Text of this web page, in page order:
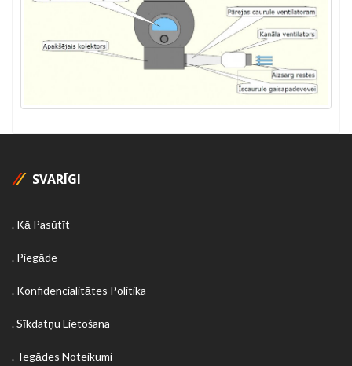
SVARĪGI
Kā Pasūtīt
Piegāde
Konfidencialitātes Politika
Sīkdatņu Lietošana
Iegādes Noteikumi